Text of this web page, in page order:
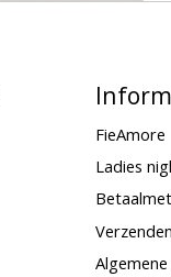
FieAmore
Ladies